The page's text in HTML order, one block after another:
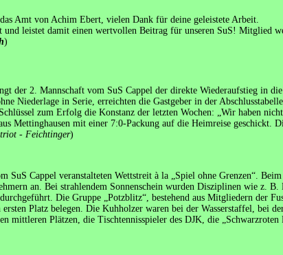
Amt von Achim Ebert, vielen Dank für deine geleistete Arbeit.
leistet damit einen wertvollen Beitrag für unseren SuS! Mitglied
)
der 2. Mannschaft vom SuS Cappel der direkte Wiederaufstieg in
Niederlage in Serie, erreichten die Gastgeber in der
zum Erfolg die Konstanz der letzten Wochen: „Wir haben
Mettinghausen mit einer 7:0-Packung auf die Heimreise geschickt.
- Feichtinger)
SuS Cappel veranstalteten Wettstreit à la „Spiel ohne Grenzen“.
an. Bei strahlendem Sonnenschein wurden Disziplinen wie z.
Die Gruppe „Potzblitz“, bestehend aus Mitgliedern der
Platz belegen. Die Kuhholzer waren bei der Wasserstaffel, bei
mittleren Plätzen, die Tischtennisspieler des DJK, die